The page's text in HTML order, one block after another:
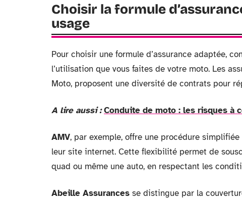
Choisir la formule
usage
Pour choisir une formule d’assurance adaptée,
l’utilisation que vous faites de votre moto. Les
Moto, proposent une diversité de contrats pour
A lire aussi : Conduite de moto : les risques à
AMV, par exemple, offre une procédure
leur site internet. Cette flexibilité permet de
quad ou même une auto, en respectant les
Abeille Assurances se distingue par la